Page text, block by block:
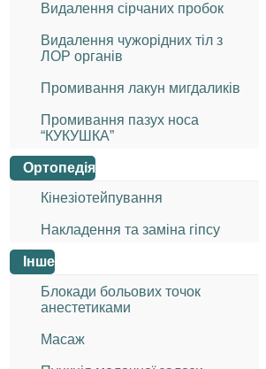
Видалення сірчаних пробок
Видалення чужорідних тіл з
ЛОР органів
Промивання лакун мигдаликів
Промивання пазух носа
“КУКУШКА”
Ортопедія
Кінезіотейпування
Накладення та заміна гіпсу
Інше
Блокади больових точок
анестетиками
Масаж